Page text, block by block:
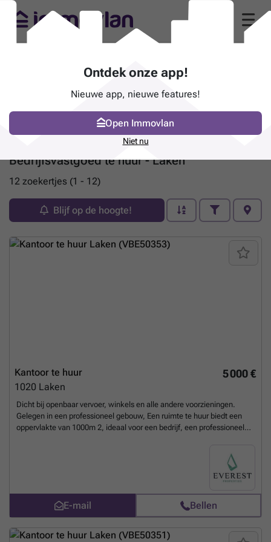
Bedrijfsvastgoed te huur - Laken
12 zoekertjes (1 - 12)
Blijf op de hoogte!
5 000 €
Kantoor te huur
1020 Laken
Dicht bij openbaar vervoer, winkels en alle andere voorzieningen.
Gelegen in een professioneel gebouw, Een ruimte te huur biedt een
oppervlakte van 1000m 2, ideaal voor een bedrijf, een professioneel
individuele kantoren, vergaderzalen). De technische vloeren en
uitgeruste plafonds vergemakkelijken de installatie van werkstations
en computernetwerken. De ruimte omvat ook afzonderlijke, goed
onderhouden toiletten en functionele circulatiegebieden. Het gebouw
is gemakkelijk bereikbaar en perfect geschikt voor een professionele
activiteit die op zoek is naar comfort, ruimte en functionaliteit.
E-mail Bellen
Ontdek onze app!
Nieuwe app, nieuwe features!
Open Immovlan
Niet nu